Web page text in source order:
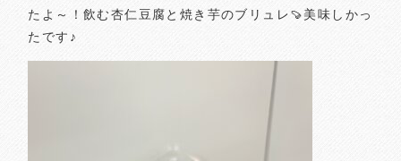
たよ～！飲む杏仁豆腐と焼き芋のブリュレ🍠美味しかっ
たです♪